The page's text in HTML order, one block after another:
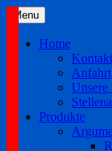
Skip
content
Menu
Home
Kontakt
Anfahrt
Unsere
Produkte